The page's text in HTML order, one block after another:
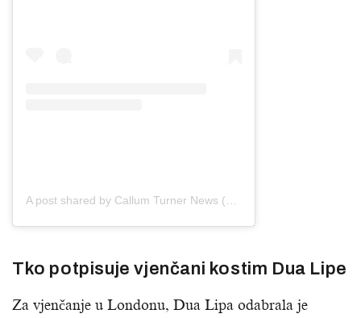
A post shared by Callum Turner News (@callumrturnernews)
Tko potpisuje vjenčani kostim Dua Lipe
Za vjenčanje u Londonu, Dua Lipa odabrala je